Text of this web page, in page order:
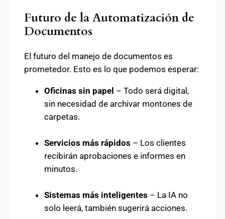
Futuro de la Automatización de
Documentos
El futuro del manejo de documentos es
prometedor. Esto es lo que podemos esperar:
Oficinas sin papel – Todo será digital,
sin necesidad de archivar montones de
carpetas.
Servicios más rápidos – Los clientes
recibirán aprobaciones e informes en
minutos.
Sistemas más inteligentes – La IA no
solo leerá, también sugerirá acciones.